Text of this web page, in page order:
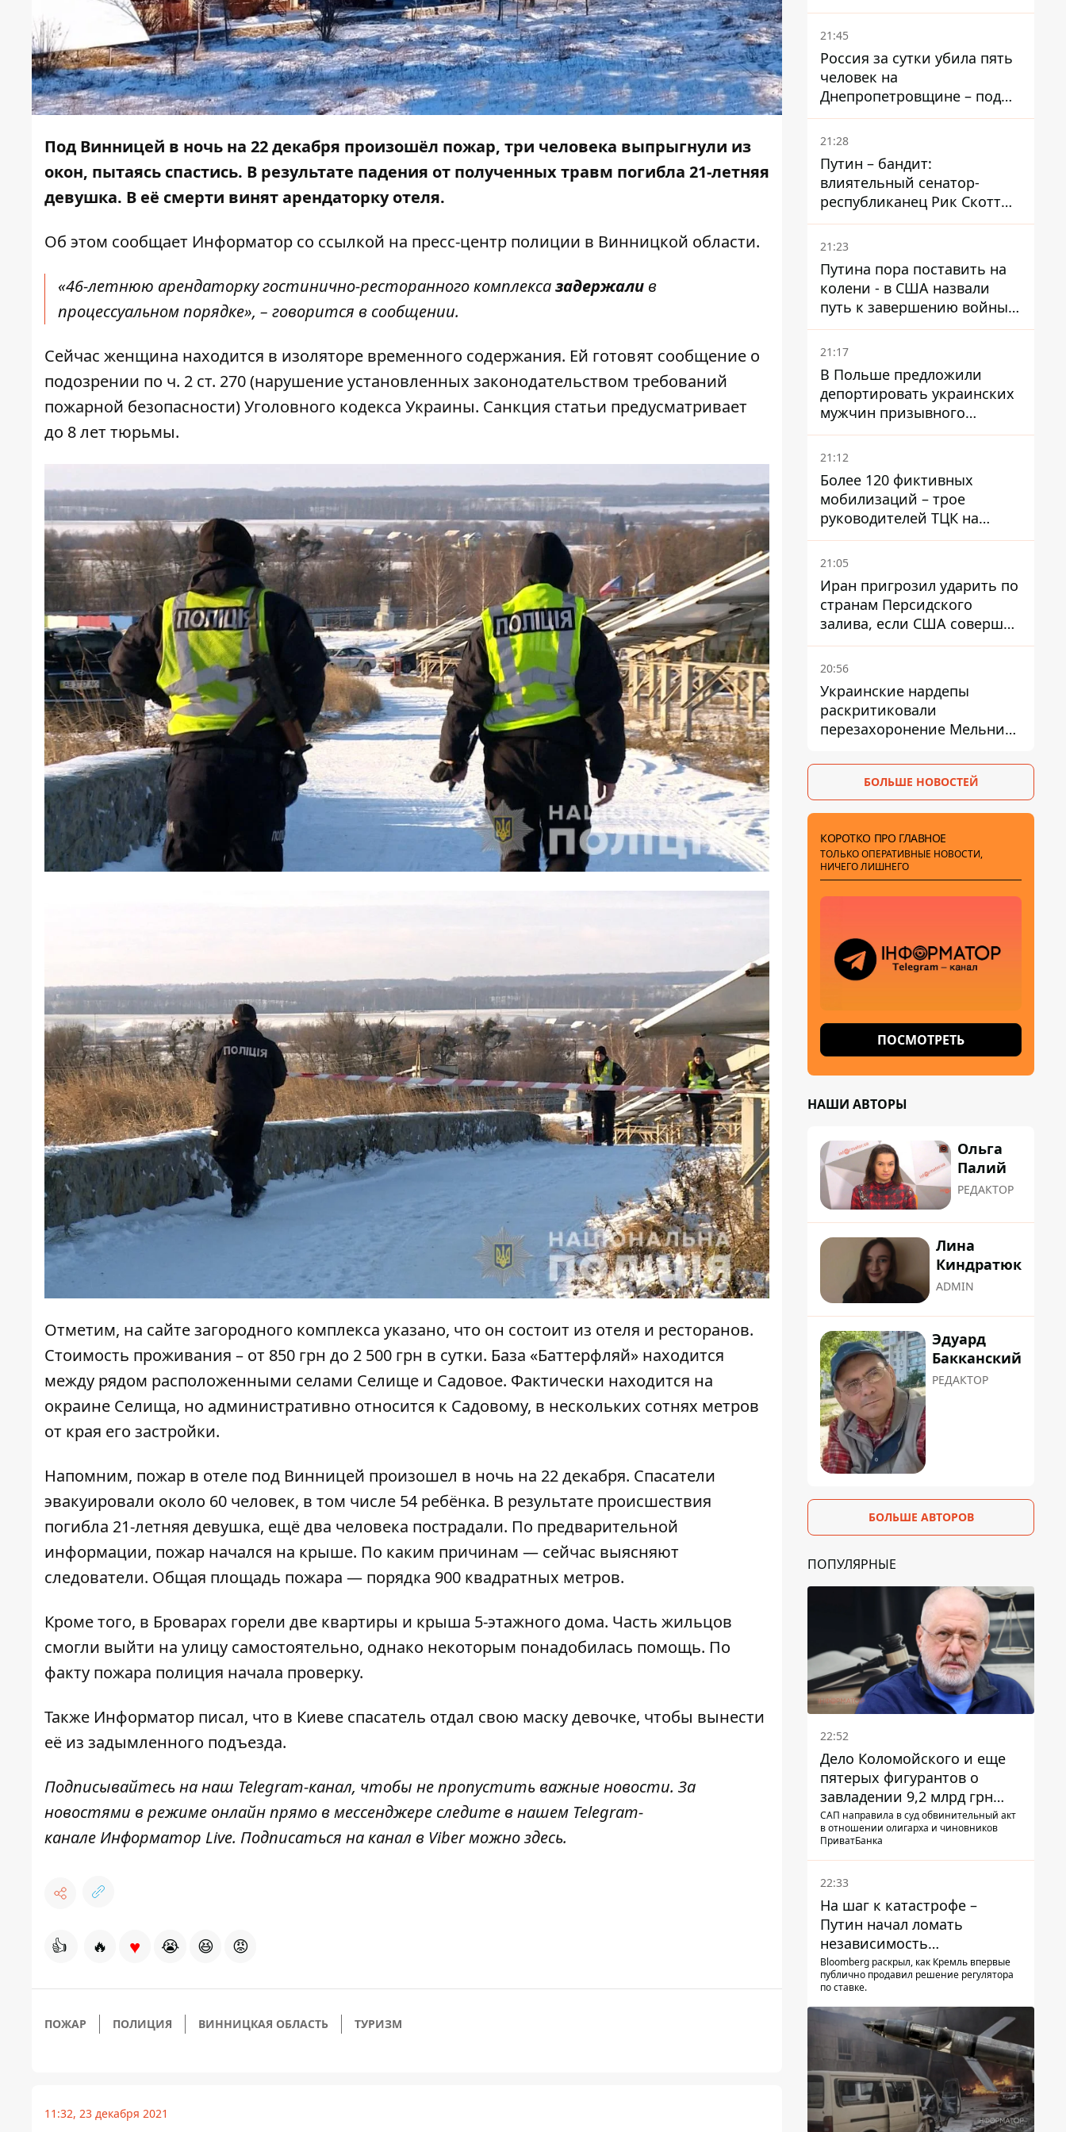
Под Винницей в ночь на 22 декабря произошёл пожар, три человека выпрыгнули из
окон, пытаясь спастись. В результате падения от полученных травм погибла 21-летняя
девушка. В её смерти винят арендаторку отеля.
Об этом сообщает Информатор со ссылкой на пресс-центр полиции в Винницкой области.
«46-летнюю арендаторку гостинично-ресторанного комплексазадержали в
процессуальном порядке», – говорится в сообщении.
Сейчас женщина находится в изоляторе временного содержания. Ей готовят сообщение о
подозрении по ч. 2 ст. 270 (нарушение установленных законодательством требований
пожарной безопасности) Уголовного кодекса Украины. Санкция статьи предусматривает
до 8 лет тюрьмы.
Отметим, на сайте загородного комплекса указано, что он состоит из отеля и ресторанов.
Стоимость проживания – от 850 грн до 2 500 грн в сутки. База «Баттерфляй» находится
между рядом расположенными селами Селище и Садовое. Фактически находится на
окраине Селища, но административно относится к Садовому, в нескольких сотнях метров
от края его застройки.
Напомним, пожар в отеле под Винницей произошел в ночь на 22 декабря. Спасатели
эвакуировали около 60 человек, в том числе 54 ребёнка. В результате происшествия
погибла 21-летняя девушка, ещё два человека пострадали. По предварительной
информации, пожар начался на крыше. По каким причинам — сейчас выясняют
следователи. Общая площадь пожара — порядка 900 квадратных метров.
Кроме того, в Броварах горели две квартиры и крыша 5-этажного дома. Часть жильцов
смогли выйти на улицу самостоятельно, однако некоторым понадобилась помощь. По
факту пожара полиция начала проверку.
Также Информатор писал, что в Киеве спасатель отдал свою маску девочке, чтобы вынести
её из задымленного подъезда.
Подписывайтесь на наш Telegram-канал, чтобы не пропустить важные новости. За
новостями в режиме онлайн прямо в мессенджере следите в нашем Telegram-
канале Информатор Live. Подписаться на канал в Viber можноздесь.
👍 🔥 ♥ 😭 😆 😡
ПОЖАР ПОЛИЦИЯ ВИННИЦКАЯ ОБЛАСТЬ ТУРИЗМ
11:32, 23 декабря 2021
– он возглавил народное
голосование
21:45
Россия за сутки убила пять
человек на
Днепропетровщине – под
ударами оказались пять
районов области
21:28
Путин – бандит:
влиятельный сенатор-
республиканец Рик Скотт
призвал Конгресс привлечь
РФ к ответственности за
21:23
Путина пора поставить на
колени - в США назвали
путь к завершению войны -
National Security Journal
21:17
В Польше предложили
депортировать украинских
мужчин призывного
возраста - кого это может
затронуть
21:12
Более 120 фиктивных
мобилизаций – трое
руководителей ТЦК на
Волыни и Буковине
получили подозрения за
21:05
Иран пригрозил ударить по
странам Персидского
залива, если США совершат
хотя бы одну атаку - Reuters
20:56
Украинские нардепы
раскритиковали
перезахоронение Мельника
дипломатической изоляции
БОЛЬШЕ НОВОСТЕЙ
КОРОТКО ПРО ГЛАВНОЕ
ТОЛЬКО ОПЕРАТИВНЫЕ НОВОСТИ,
НИЧЕГО ЛИШНЕГО
ПОСМОТРЕТЬ
НАШИ АВТОРЫ
Ольга
Палий
РЕДАКТОР
Лина
Киндратюк
ADMIN
Эдуард
Бакканский
РЕДАКТОР
БОЛЬШЕ АВТОРОВ
ПОПУЛЯРНЫЕ
22:52
Дело Коломойского и еще
пятерых фигурантов о
завладении 9,2 млрд грн
ПриватБанка направили в
суд
САП направила в суд обвинительный акт
в отношении олигарха и чиновников
ПриватБанка
22:33
На шаг к катастрофе –
Путин начал ломать
независимость
собственного Центробанка,
заставив снизить базовую
Bloomberg раскрыл, как Кремль впервые
публично продавил решение регулятора
по ставке.